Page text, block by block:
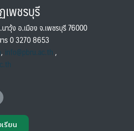
เพชรบุรี
าวุ้ง อ.เมือง จ.เพชรบุรี 76000
ร 0 3270 8653
, info@pbru.ac.th,
รียน